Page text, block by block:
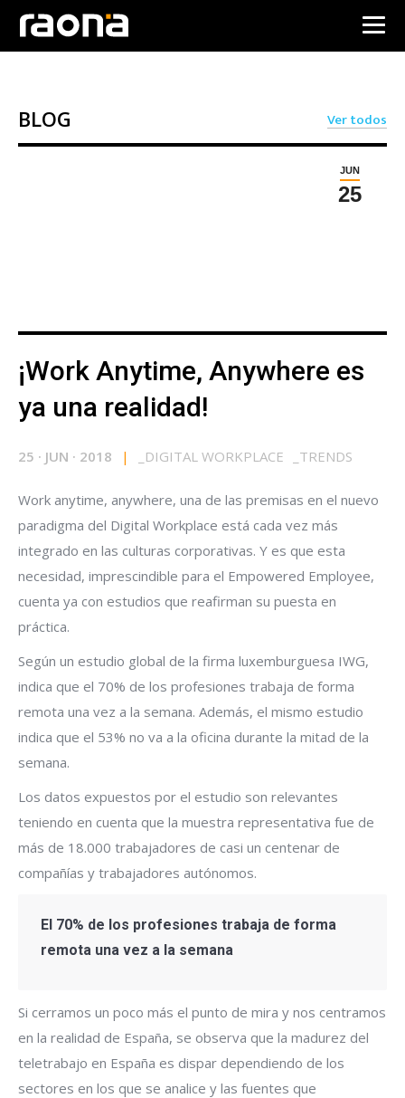
BLOG Ver todos
JUN
25
¡Work Anytime, Anywhere es
ya una realidad!
25 · JUN · 2018 | DIGITAL WORKPLACE TRENDS
Work anytime, anywhere, una de las premisas en el nuevo
paradigma del Digital Workplace está cada vez más
integrado en las culturas corporativas. Y es que esta
necesidad, imprescindible para el Empowered Employee,
cuenta ya con estudios que reafirman su puesta en
práctica.
Según un estudio global de la firma luxemburguesa IWG,
indica que el 70% de los profesiones trabaja de forma
remota una vez a la semana. Además, el mismo estudio
indica que el 53% no va a la oficina durante la mitad de la
semana.
Los datos expuestos por el estudio son relevantes
teniendo en cuenta que la muestra representativa fue de
más de 18.000 trabajadores de casi un centenar de
compañías y trabajadores autónomos.
El 70% de los profesiones trabaja de forma
remota una vez a la semana
Si cerramos un poco más el punto de mira y nos centramos
en la realidad de España, se observa que la madurez del
teletrabajo en España es dispar dependiendo de los
sectores en los que se analice y las fuentes que